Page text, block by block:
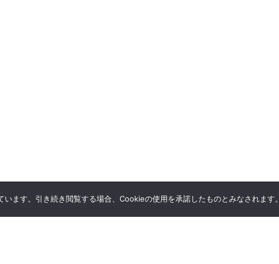
ます。引き続き閲覧する場合、Cookieの使用を承諾したものとみなされます。